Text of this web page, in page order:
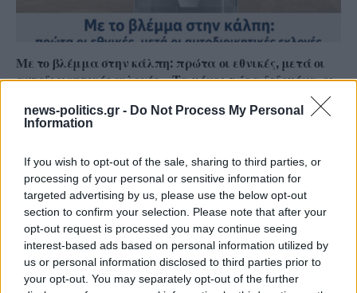
news-politics.gr - Do Not Process My Personal
Information
If you wish to opt-out of the sale, sharing to third parties, or
processing of your personal or sensitive information for
targeted advertising by us, please use the below opt-out
section to confirm your selection. Please note that after your
opt-out request is processed you may continue seeing
interest-based ads based on personal information utilized by
us or personal information disclosed to third parties prior to
your opt-out. You may separately opt-out of the further
Με το βλέμμα στην κάλπη: πρώτα οι εθνικές, μετά οι
αυτοδιοικητικές εκλογές – Τα μέχρι τώρα δεδομένα, οι